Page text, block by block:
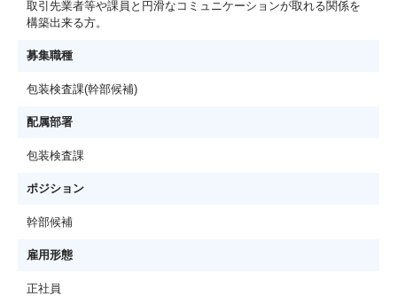
取引先業者等や課員と円滑なコミュニケーションが取れる関係を
構築出来る方。
募集職種
包装検査課(幹部候補)
配属部署
包装検査課
ポジション
幹部候補
雇用形態
正社員